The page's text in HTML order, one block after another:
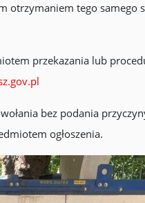
otrzymaniem tego
przekazania lub
bez podania
ogłoszenia.